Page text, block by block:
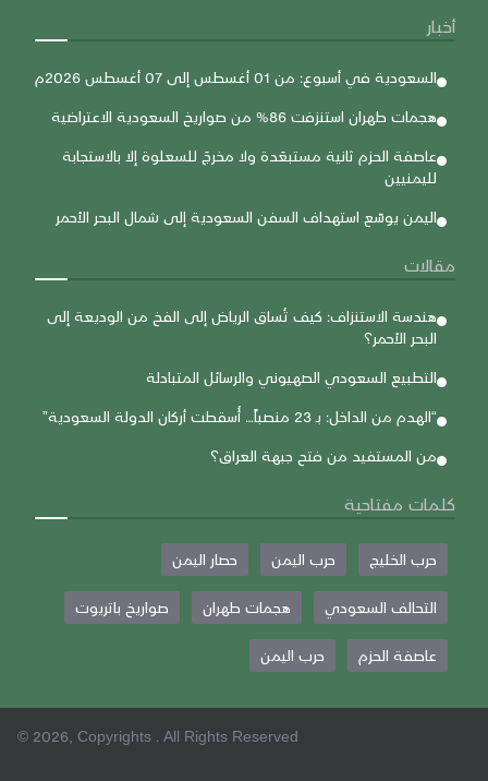
أخبار
السعودية في أسبوع: من 01 أغسطس إلى 07 أغسطس 2026م
هجمات طهران استنزفت 86% من صواريخ السعودية الاعتراضية
عاصفة الحزم ثانية مستبعَدة ولا مخرجَ للسعلوة إلا بالاستجابة
لليمنيين
اليمن يوسّع استهداف السفن السعودية إلى شمال البحر الأحمر
مقالات
هندسة الاستنزاف: كيف تُساق الرياض إلى الفخ من الوديعة إلى
البحر الأحمر؟
التطبيع السعودي الصهيوني والرسائل المتبادلة
“الهدم من الداخل: بـ 23 منصباً… أُسقطت أركان الدولة السعودية”
من المستفيد من فتح جبهة العراق؟
كلمات مفتاحية
حرب الخليج حرب اليمن حصار اليمن
التحالف السعودي هجمات طهران صواريخ باتريوت
عاصفة الحزم حرب اليمن
© 2026, Copyrights . All Rights Reserved